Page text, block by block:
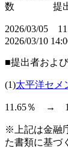
数 提出
2026/03/
2026/03/10
■提出者およ
(1)太平洋セメ
11.65％ →
※上記は金融
た書類に基づ